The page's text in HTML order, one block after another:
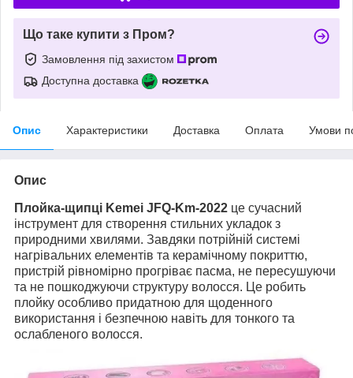
Що таке купити з Пром?
Замовлення під захистом
Доступна доставка
Опис Характеристики Доставка Оплата Умови
Опис
Плойка-щипці Kemei JFQ-Km-2022 це сучасний
інструмент для створення стильних укладок з
природними хвилями. Завдяки потрійній системі
нагрівальних елементів та керамічному покриттю,
пристрій рівномірно прогріває пасма, не пересушуючи
та не пошкоджуючи структуру волосся. Це робить
плойку особливо придатною для щоденного
використання і безпечною навіть для тонкого та
ослабленого волосся.